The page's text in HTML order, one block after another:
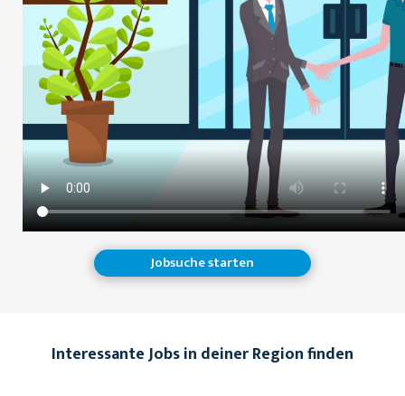
Jobsuche starten
Interessante Jobs in deiner Region finden